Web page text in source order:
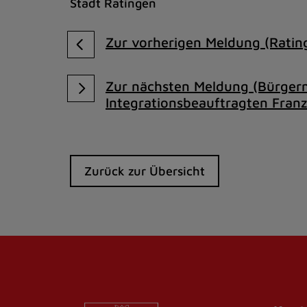
Stadt Ratingen
Zur vorherigen Meldung
Zur nächsten Meldung
Integrationsbeauftragten
Zurück zur Übersicht